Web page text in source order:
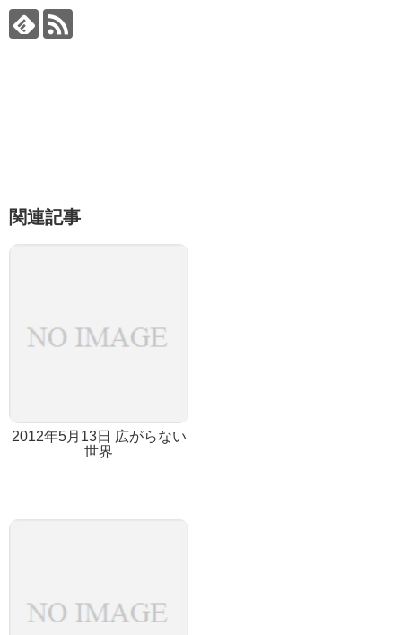
関連記事
2012年5月13日 広がらない
世界